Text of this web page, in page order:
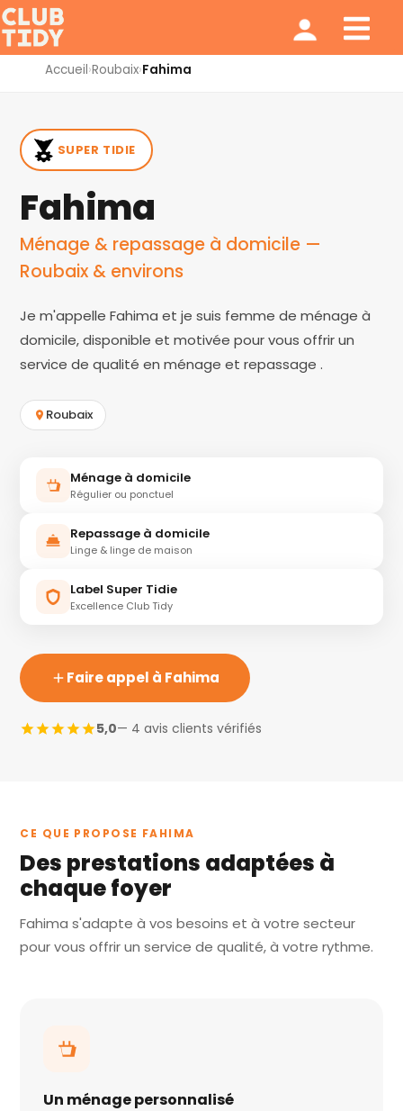
Accueil›Roubaix›Fahima
SUPER TIDIE
Fahima
Ménage & repassage à domicile —
Roubaix & environs
Je m'appelle Fahima et je suis femme de ménage à
domicile, disponible et motivée pour vous offrir un
service de qualité en ménage et repassage .
Roubaix
Ménage à domicile
Régulier ou ponctuel
Repassage à domicile
Linge & linge de maison
Label Super Tidie
Excellence Club Tidy
Faire appel à Fahima
5,0— 4 avis clients vérifiés
CE QUE PROPOSE FAHIMA
Des prestations adaptées à
chaque foyer
Fahima s'adapte à vos besoins et à votre secteur
pour vous offrir un service de qualité, à votre rythme.
Un ménage personnalisé